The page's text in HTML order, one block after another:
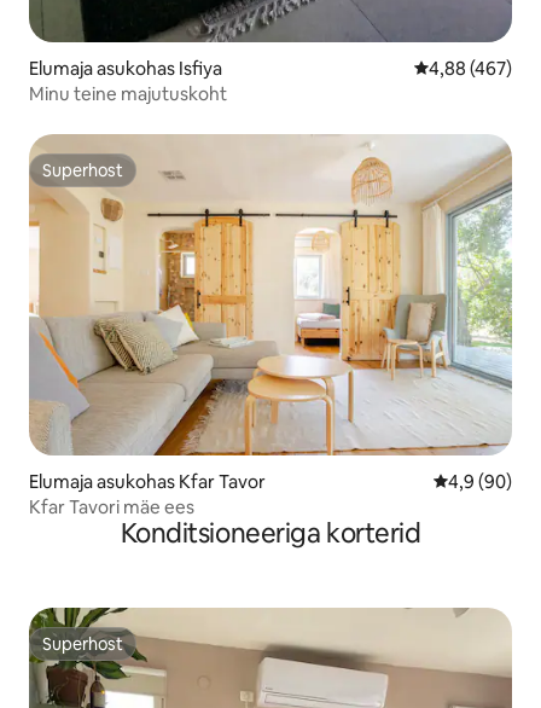
Elumaja asukohas Isfiya Keskmine
4,88 (467)
Minu teine majutuskoht
Superhost
Superhost
Elumaja asukohas Kfar Tavor Keskmine
4,9 (90)
Kfar Tavori mäe ees
Konditsioneeriga korterid
Superhost
Superhost